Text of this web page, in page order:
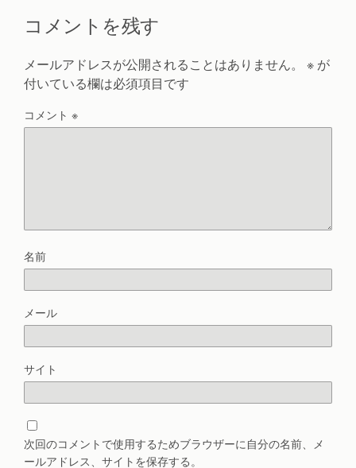
コメントを残す
メールアドレスが公開されることはありません。 ※ が
付いている欄は必須項目です
コメント ※
名前
メール
サイト
次回のコメントで使用するためブラウザーに自分の名前、メ
ールアドレス、サイトを保存する。